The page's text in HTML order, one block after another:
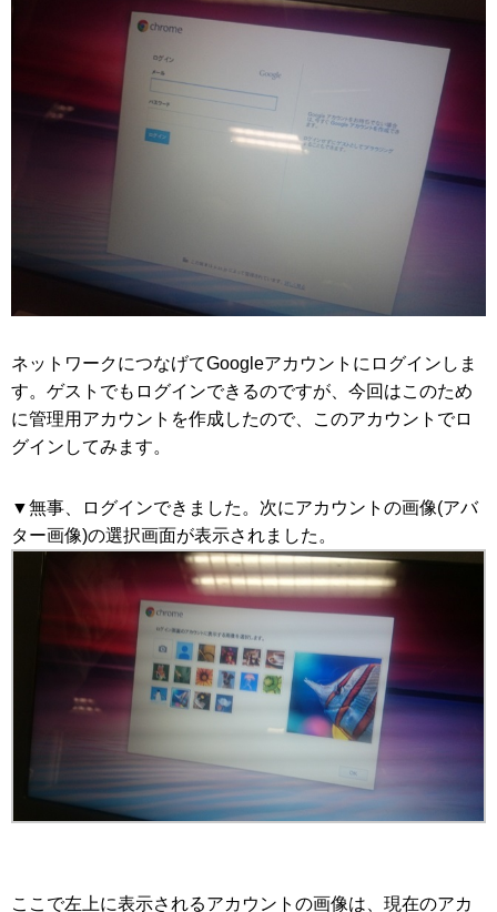
ネットワークにつなげてGoogleアカウントにログインしま
す。ゲストでもログインできるのですが、今回はこのため
に管理用アカウントを作成したので、このアカウントでロ
グインしてみます。
▼無事、ログインできました。次にアカウントの画像(アバ
ター画像)の選択画面が表示されました。
ここで左上に表示されるアカウントの画像は、現在のアカ